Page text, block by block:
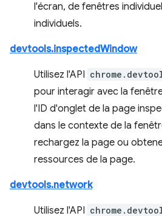
l'écran, de fenêtres
individuels.
devtools.inspectedWindow
Utilisez l'API
pour interagir avec la
l'ID d'onglet de la page
dans le contexte de la
rechargez la page ou
ressources de la page.
devtools.network
Utilisez l'API